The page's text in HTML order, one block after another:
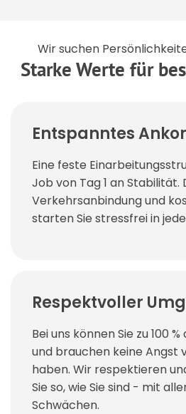
Starke Werte für
Wir suchen
Entspanntes
Eine feste
Job von Tag 1 an Stabilität.
Verkehrsanbindung und
starten Sie stressfrei in
Respektvoller
Bei uns können Sie zu 100
und brauchen keine Angst
haben. Wir respektieren
Sie so, wie Sie sind - mit
Schwächen.